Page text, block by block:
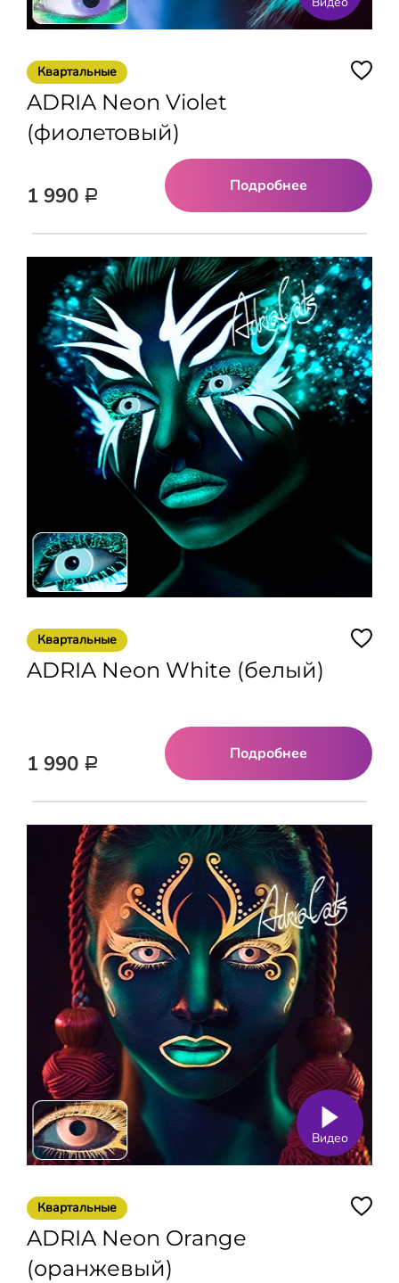
Квартальные
ADRIA Neon Violet
(фиолетовый)
1 990 Р
Подробнее
Квартальные
ADRIA Neon White (белый)
1 990 Р
Подробнее
Видео
Квартальные
ADRIA Neon Orange
(оранжевый)